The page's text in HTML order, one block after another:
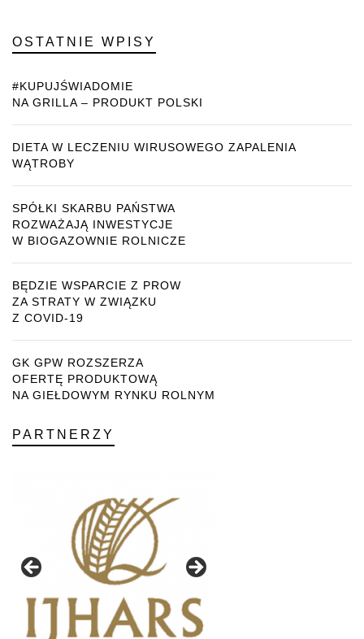
OSTATNIE WPISY
#KUPUJŚWIADOMIE
NA GRILLA – PRODUKT POLSKI
DIETA W LECZENIU WIRUSOWEGO ZAPALENIA
WĄTROBY
SPÓŁKI SKARBU PAŃSTWA
ROZWAŻAJĄ INWESTYCJE
W BIOGAZOWNIE ROLNICZE
BĘDZIE WSPARCIE Z PROW
ZA STRATY W ZWIĄZKU
Z COVID-19
GK GPW ROZSZERZA
OFERTĘ PRODUKTOWĄ
NA GIEŁDOWYM RYNKU ROLNYM
PARTNERZY